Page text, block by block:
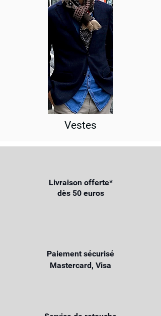
Vestes
Livraison offerte*
dès 50 euros
Paiement sécurisé
Mastercard, Visa